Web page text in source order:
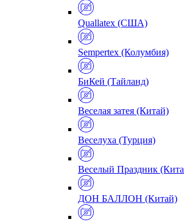
Quallatex (США)
Sempertex (Колумбия)
БиКей (Тайланд)
Веселая затея (Китай)
Веселуха (Турция)
Веселый Праздник
ДОН БАЛЛОН (Китай)